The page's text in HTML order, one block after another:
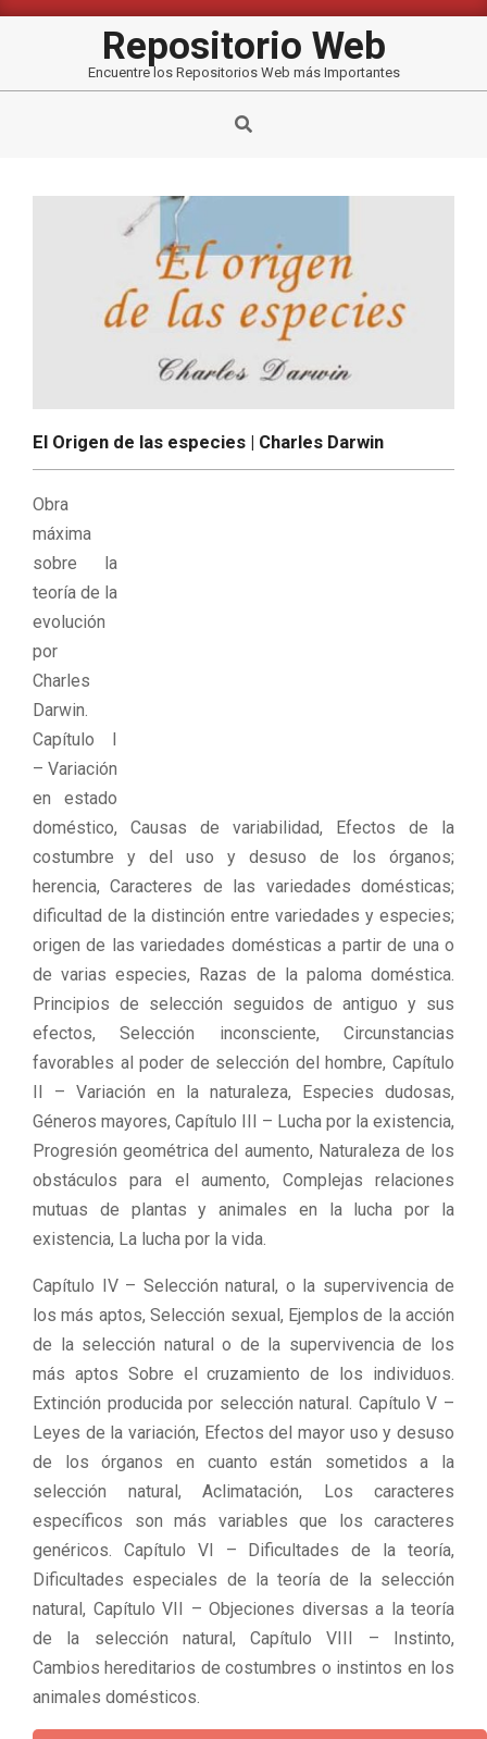
Repositorio Web
Encuentre los Repositorios Web más Importantes
Buscar
El Origen de las especies | Charles Darwin
Obra
máxima
sobre la
teoría de la
evolución
por
Charles
Darwin.
Capítulo I
– Variación
en estado
doméstico, Causas de variabilidad, Efectos de la
costumbre y del uso y desuso de los órganos;
herencia, Caracteres de las variedades domésticas;
dificultad de la distinción entre variedades y especies;
origen de las variedades domésticas a partir de una o
de varias especies, Razas de la paloma doméstica.
Principios de selección seguidos de antiguo y sus
efectos, Selección inconsciente, Circunstancias
favorables al poder de selección del hombre, Capítulo
II – Variación en la naturaleza, Especies dudosas,
Géneros mayores, Capítulo III – Lucha por la existencia,
Progresión geométrica del aumento, Naturaleza de los
obstáculos para el aumento, Complejas relaciones
mutuas de plantas y animales en la lucha por la
existencia, La lucha por la vida.
Capítulo IV – Selección natural, o la supervivencia de
los más aptos, Selección sexual, Ejemplos de la acción
de la selección natural o de la supervivencia de los
más aptos Sobre el cruzamiento de los individuos.
Extinción producida por selección natural. Capítulo V –
Leyes de la variación, Efectos del mayor uso y desuso
de los órganos en cuanto están sometidos a la
selección natural, Aclimatación, Los caracteres
específicos son más variables que los caracteres
genéricos. Capítulo VI – Dificultades de la teoría,
Dificultades especiales de la teoría de la selección
natural, Capítulo VII – Objeciones diversas a la teoría
de la selección natural, Capítulo VIII – Instinto,
Cambios hereditarios de costumbres o instintos en los
animales domésticos.